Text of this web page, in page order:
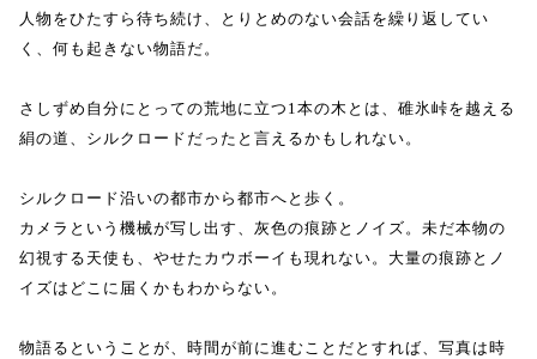
人物をひたすら待ち続け、とりとめのない会話を繰り返してい
く、何も起きない物語だ。
さしずめ自分にとっての荒地に立つ1本の木とは、碓氷峠を越える
絹の道、シルクロードだったと言えるかもしれない。
シルクロード沿いの都市から都市へと歩く。
カメラという機械が写し出す、灰色の痕跡とノイズ。未だ本物の
幻視する天使も、やせたカウボーイも現れない。大量の痕跡とノ
イズはどこに届くかもわからない。
物語るということが、時間が前に進むことだとすれば、写真は時